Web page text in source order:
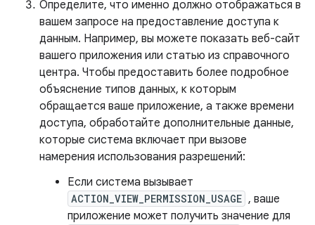
Определите, что именно должно отображаться в
вашем запросе на предоставление доступа к
данным. Например, вы можете показать веб-сайт
вашего приложения или статью из справочного
центра. Чтобы предоставить более подробное
объяснение типов данных, к которым
обращается ваше приложение, а также времени
доступа, обработайте дополнительные данные,
которые система включает при вызове
намерения использования разрешений:
Если система вызывает
ACTION_VIEW_PERMISSION_USAGE , ваше
приложение может получить значение для